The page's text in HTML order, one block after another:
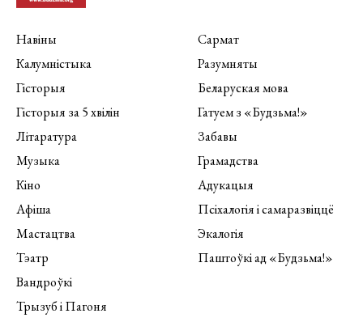
Навіны
Калумністыка
Гісторыя
Гісторыя за 5 хвілін
Літаратура
Музыка
Кіно
Афіша
Мастацтва
Тэатр
Вандроўкі
Трызуб і Пагоня
Сармат
Разумняты
Беларуская мова
Гатуем з «Будзьма!»
Забавы
Грамадства
Адукацыя
Псіхалогія і самаразвіццё
Экалогія
Паштоўкі ад «Будзьма!»